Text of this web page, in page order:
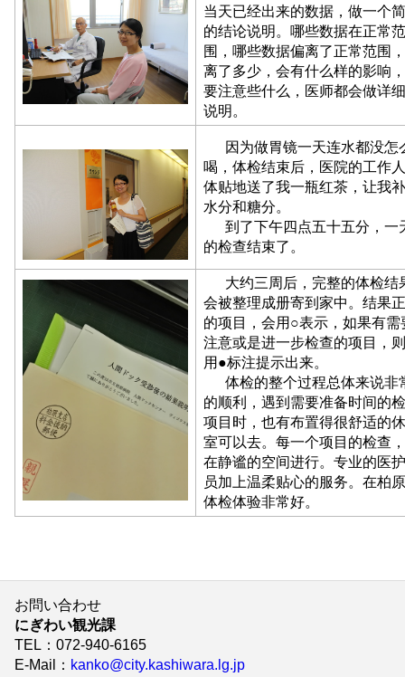
当天已经出来的数据，做一个
的结论说明。哪些数据在正常范
围，哪些数据偏离了正常范围
离了多少，会有什么样的影响
要注意些什么，医师都会做详
说明。
因为做胃镜一天连水都没怎
喝，体检结束后，医院的工作
体贴地送了我一瓶红茶，让我
水分和糖分。
到了下午四点五十五分，一
的检查结束了。
大约三周后，完整的体检结
会被整理成册寄到家中。结果
的项目，会用○表示，如果有需
注意或是进一步检查的项目，
用●标注提示出来。
体检的整个过程总体来说非
的顺利，遇到需要准备时间的
项目时，也有布置得很舒适的
室可以去。每一个项目的检查
在静谧的空间进行。专业的医
员加上温柔贴心的服务。在柏
体检体验非常好。
お問い合わせ
にぎわい観光課
TEL ：072-940-6165
E-Mail
： kanko@city.kashiwara.lg.jp